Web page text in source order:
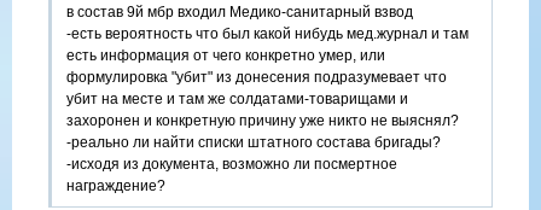
в состав 9й мбр входил Медико-санитарный взвод
-есть вероятность что был какой нибудь мед.журнал и там
есть информация от чего конкретно умер, или
формулировка "убит" из донесения подразумевает что
убит на месте и там же солдатами-товарищами и
захоронен и конкретную причину уже никто не выяснял?
-реально ли найти списки штатного состава бригады?
-исходя из документа, возможно ли посмертное
награждение?